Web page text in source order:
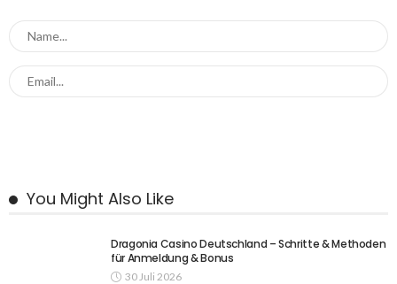
You Might Also Like
Dragonia Casino Deutschland – Schritte & Methoden
für Anmeldung & Bonus
30 Juli 2026